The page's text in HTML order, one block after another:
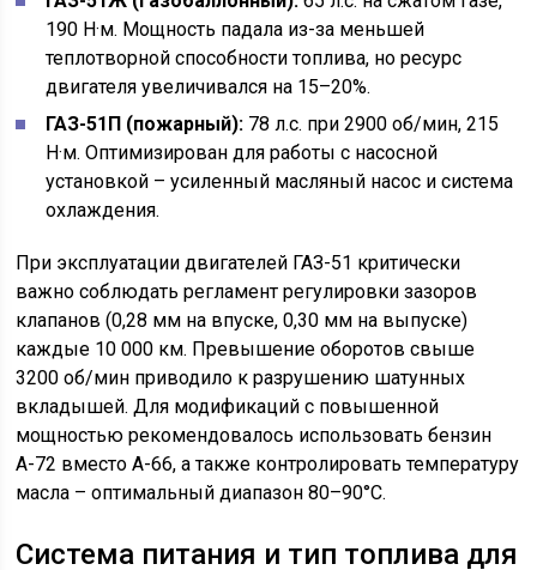
190 Н·м. Мощность падала из-за меньшей
теплотворной способности топлива, но ресурс
двигателя увеличивался на 15–20%.
ГАЗ-51П (пожарный): 78 л.с. при 2900 об/мин, 215
Н·м. Оптимизирован для работы с насосной
установкой – усиленный масляный насос и система
охлаждения.
При эксплуатации двигателей ГАЗ-51 критически
важно соблюдать регламент регулировки зазоров
клапанов (0,28 мм на впуске, 0,30 мм на выпуске)
каждые 10 000 км. Превышение оборотов свыше
3200 об/мин приводило к разрушению шатунных
вкладышей. Для модификаций с повышенной
мощностью рекомендовалось использовать бензин
А-72 вместо А-66, а также контролировать температуру
масла – оптимальный диапазон 80–90°C.
Система питания и тип топлива для